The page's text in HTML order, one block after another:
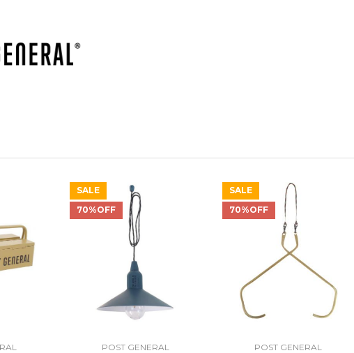
SALE
70%OFF
POST GENERAL
SALE
70%OFF
POST GENERAL